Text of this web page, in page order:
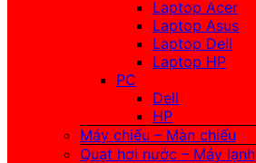
Laptop Acer
Laptop Asus
Laptop Dell
Laptop HP
PC
Dell
HP
Máy chiếu – Màn chiếu
Quạt hơi nước – Máy lạnh